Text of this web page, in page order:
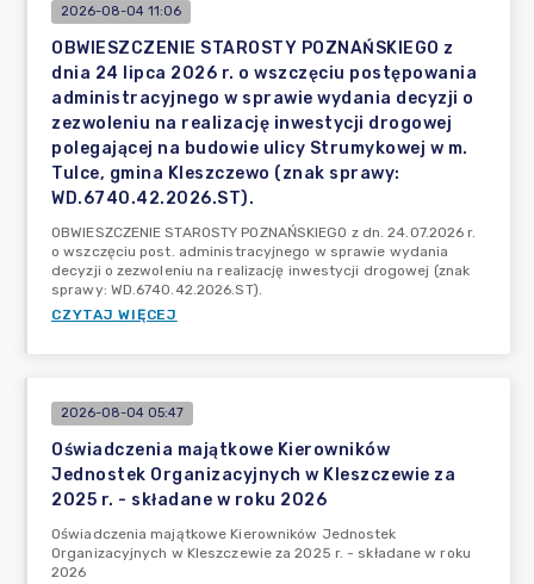
2026-08-04 11:06
OBWIESZCZENIE STAROSTY POZNAŃSKIEGO z
dnia 24 lipca 2026 r. o wszczęciu postępowania
administracyjnego w sprawie wydania decyzji o
zezwoleniu na realizację inwestycji drogowej
polegającej na budowie ulicy Strumykowej w m.
Tulce, gmina Kleszczewo (znak sprawy:
WD.6740.42.2026.ST).
OBWIESZCZENIE STAROSTY POZNAŃSKIEGO z dn. 24.07.2026 r.
o wszczęciu post. administracyjnego w sprawie wydania
decyzji o zezwoleniu na realizację inwestycji drogowej (znak
sprawy: WD.6740.42.2026.ST).
CZYTAJ WIĘCEJ
2026-08-04 05:47
Oświadczenia majątkowe Kierowników
Jednostek Organizacyjnych w Kleszczewie za
2025 r. - składane w roku 2026
Oświadczenia majątkowe Kierowników Jednostek
Organizacyjnych w Kleszczewie za 2025 r. - składane w roku
2026